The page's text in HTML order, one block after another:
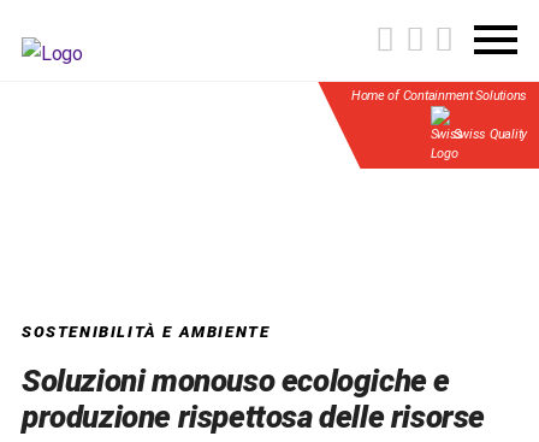
Home of Containment Solutions
Swiss Quality
SOSTENIBILITÀ E AMBIENTE
Soluzioni monouso ecologiche e
produzione rispettosa delle risorse